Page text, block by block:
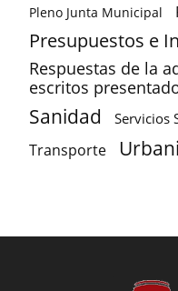
Pleno Junta Municipal
Presupuestos e
Respuestas de la
escritos
Sanidad Servicios
Transporte